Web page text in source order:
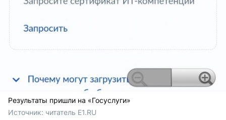
Результаты пришли на «Госуслуги»
Источник: читатель E1.RU